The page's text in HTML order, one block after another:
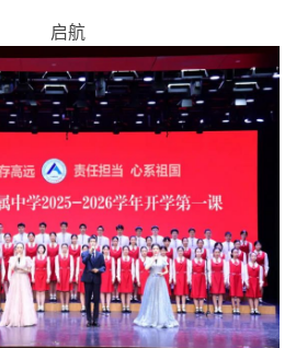
启航